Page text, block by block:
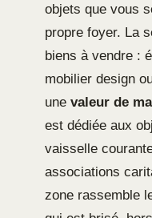
objets que vous
propre foyer. La
biens à vendre :
mobilier design
une valeur de
est dédiée aux
vaisselle
associations
zone rassemble